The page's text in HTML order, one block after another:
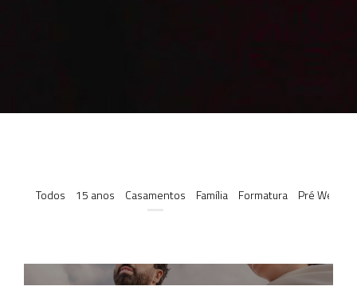
Todos 15 anos Casamentos Família Formatura Pré